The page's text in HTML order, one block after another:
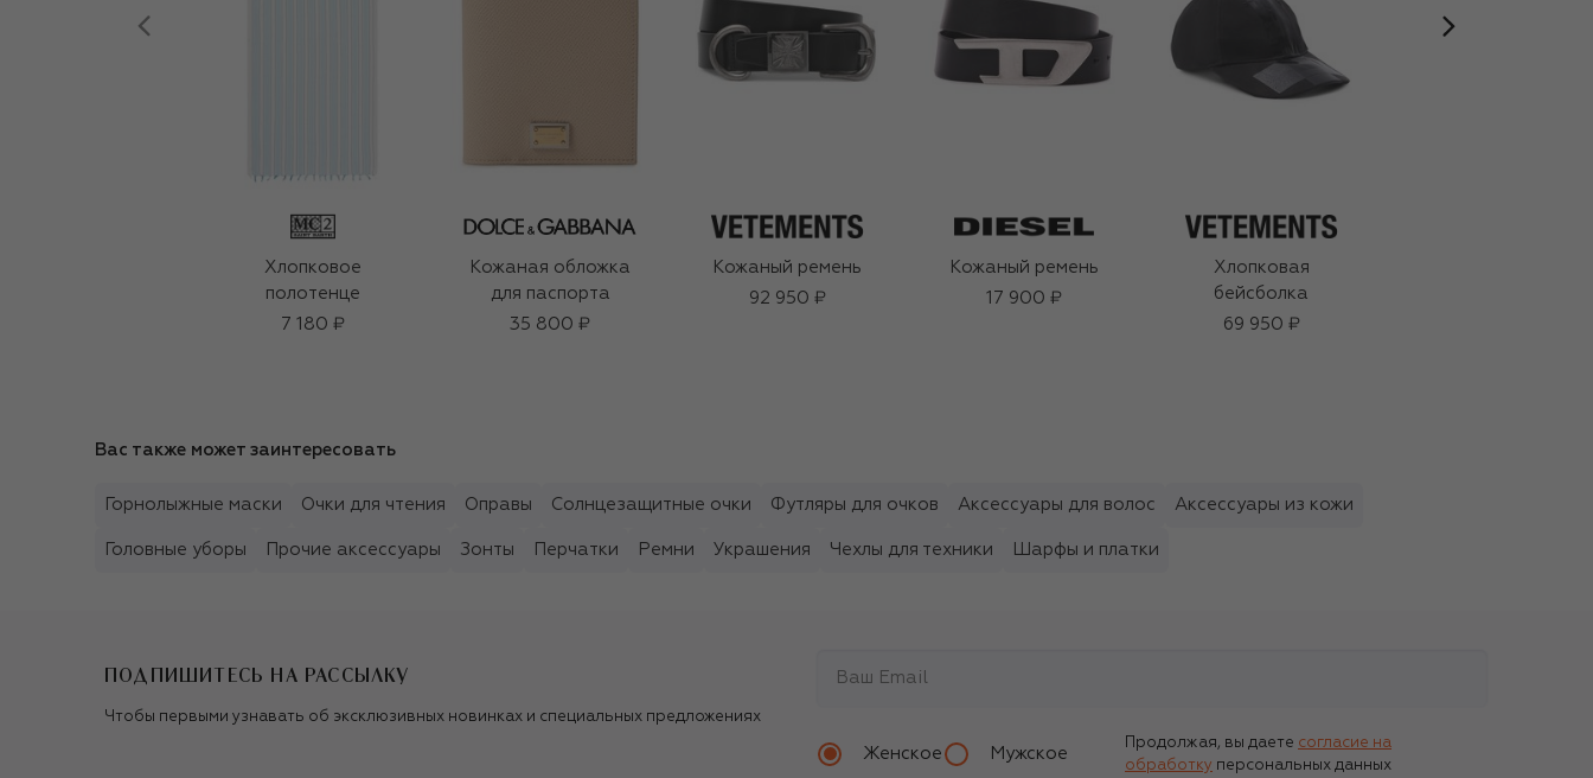
Хлопковое
полотенце
7 180 ₽
Кожаная обложка
для паспорта
35 800 ₽
Кожаный ремень
92 950 ₽
Кожаный ремень
17 900 ₽
Хлопковая
бейсболка
69 950 ₽
Вас также может заинтересовать
Горнолыжные маски Очки для чтения Оправы Солнцезащитные очки Футляры для очков Аксессуары для волос Аксессуары из кожи
Головные уборы Прочие аксессуары Зонты Перчатки Ремни Украшения Чехлы для техники Шарфы и платки
ПОДПИШИТЕСЬ НА РАССЫЛКУ
Чтобы первыми узнавать об эксклюзивных новинках и специальных предложениях
Женское Мужское
Продолжая, вы даете согласие на
обработку персональных данных